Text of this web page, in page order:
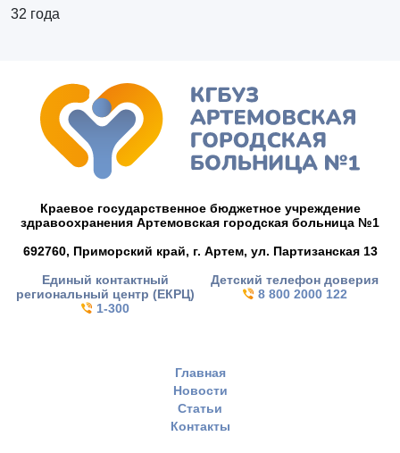
32 года
Краевое государственное бюджетное учреждение
здравоохранения Артемовская городская больница №1
692760, Приморский край, г. Артем, ул. Партизанская 13
Единый контактный
региональный центр (ЕКРЦ)
1-300
Детский телефон доверия
8 800 2000 122
Главная
Новости
Статьи
Контакты